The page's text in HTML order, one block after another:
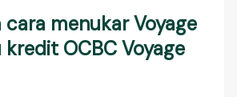
cara menukar Voyage
OCBC Voyage